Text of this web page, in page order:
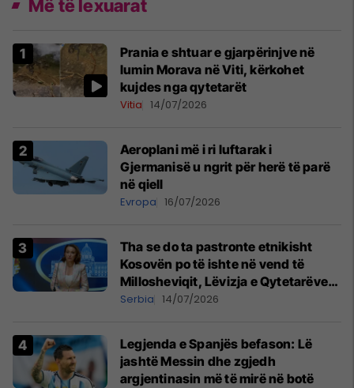
Më të lexuarat
Prania e shtuar e gjarpërinjve në
lumin Morava në Viti, kërkohet
kujdes nga qytetarët
Vitia 14/07/2026
Aeroplani më i ri luftarak i
Gjermanisë u ngrit për herë të parë
në qiell
Evropa 16/07/2026
Tha se do ta pastronte etnikisht
Kosovën po të ishte në vend të
Millosheviqit, Lëvizja e Qytetarëve
të Lirë në Serbi kërkon shkarkimin e
Serbia 14/07/2026
Legjenda e Spanjës befason: Lë
jashtë Messin dhe zgjedh
argjentinasin më të mirë në botë